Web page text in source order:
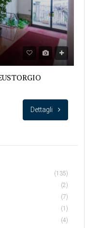
Dettagli
(135)
(2)
(7)
(1)
(4)